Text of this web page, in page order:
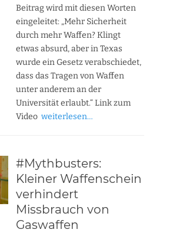
Beitrag wird mit diesen Worten
eingeleitet: „Mehr Sicherheit
durch mehr Waffen? Klingt
etwas absurd, aber in Texas
wurde ein Gesetz verabschiedet,
dass das Tragen von Waffen
unter anderem an der
Universität erlaubt.“ Link zum
Videoweiterlesen…
#Mythbusters:
Kleiner Waffenschein
verhindert
Missbrauch von
Gaswaffen